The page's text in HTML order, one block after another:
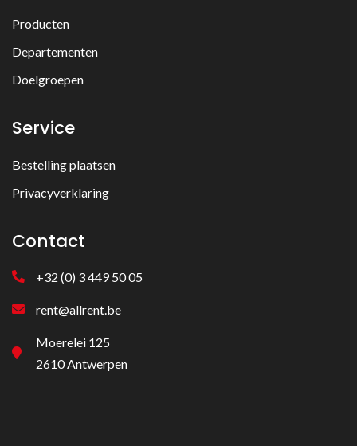
Producten
Departementen
Doelgroepen
Service
Bestelling plaatsen
Privacyverklaring
Contact
+32 (0) 3 449 50 05
rent@allrent.be
Moerelei 125
2610 Antwerpen